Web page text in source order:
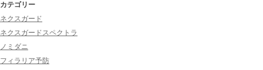
カテゴリー
ネクスガード
ネクスガードスペクトラ
ノミダニ
フィラリア予防